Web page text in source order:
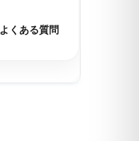
くある質問